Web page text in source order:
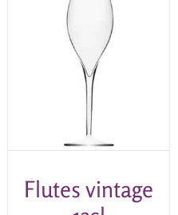
Flutes vintage